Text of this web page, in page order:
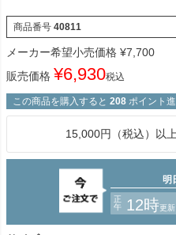
商品番号 40811
メーカー希望小売価格 ¥7,700
販売価格 ¥6,930税込
この商品を購入すると 208 ポイント
15,000円（税込）以